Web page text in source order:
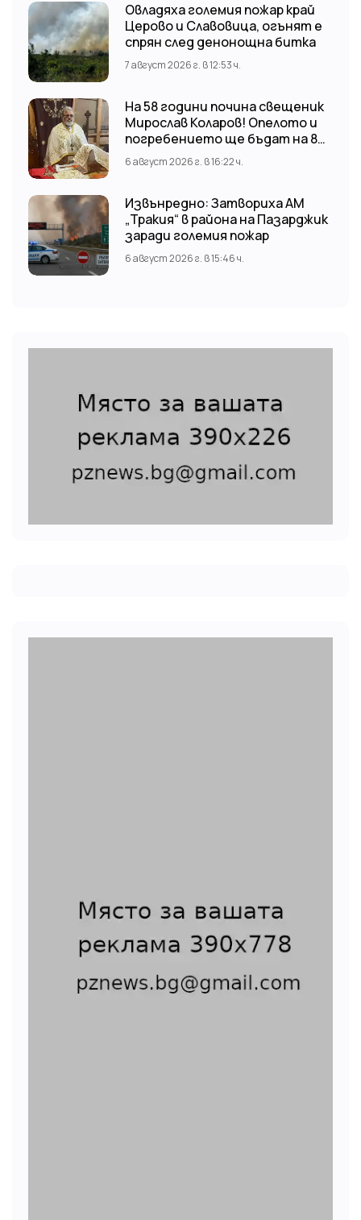
Овладяха големия пожар край
Церово и Славовица, огънят е
спрян след денонощна битка
7 август 2026 г. в 12:53 ч.
На 58 години почина свещеник
Мирослав Коларов! Опелото и
погребението ще бъдат на 8
август (събота) от 11:00 часа в
храм “Св. Св. Козма и Дамян”, гр.
6 август 2026 г. в 16:22 ч.
Извънредно: Затвориха АМ
„Тракия“ в района на Пазарджик
заради големия пожар
6 август 2026 г. в 15:46 ч.